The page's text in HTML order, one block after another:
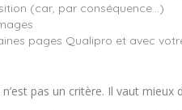
(car, par conséquence…)
pages Qualipro et avec
pas un critère. Il vaut